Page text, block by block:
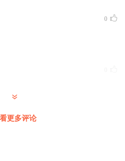
0
公主👑、在你面前：这就是我的好
更多评论